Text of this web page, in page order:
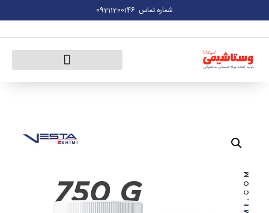
شماره تماس 09211200146